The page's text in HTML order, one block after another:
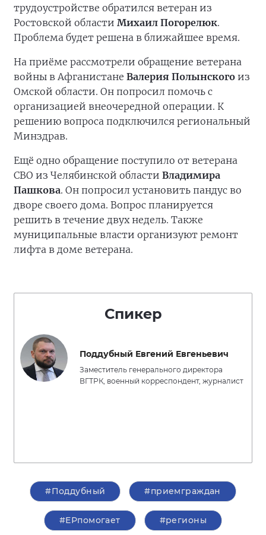
трудоустройстве обратился ветеран из
Ростовской области Михаил Погорелюк.
Проблема будет решена в ближайшее время.
На приёме рассмотрели обращение ветерана
войны в Афганистане Валерия Полынского из
Омской области. Он попросил помочь с
организацией внеочередной операции. К
решению вопроса подключился региональный
Минздрав.
Ещё одно обращение поступило от ветерана
СВО из Челябинской области Владимира
Пашкова. Он попросил установить пандус во
дворе своего дома. Вопрос планируется
решить в течение двух недель. Также
муниципальные власти организуют ремонт
лифта в доме ветерана.
Спикер
Поддубный Евгений Евгеньевич
Заместитель генерального директора
ВГТРК, военный корреспондент, журналист
#Поддубный #приемграждан
#ЕРпомогает #регионы